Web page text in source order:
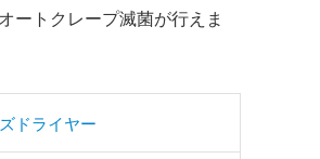
ートクレープ滅菌が行えま
ドライヤー